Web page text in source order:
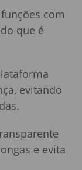
com
que é
evitando
e evita